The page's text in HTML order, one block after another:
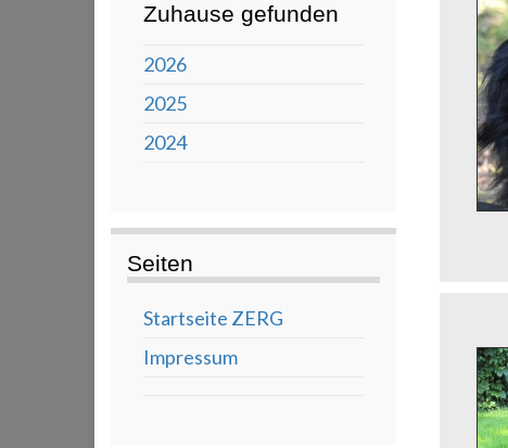
Zuhause gefunden
2026
2025
2024
Seiten
Startseite ZERG
Impressum